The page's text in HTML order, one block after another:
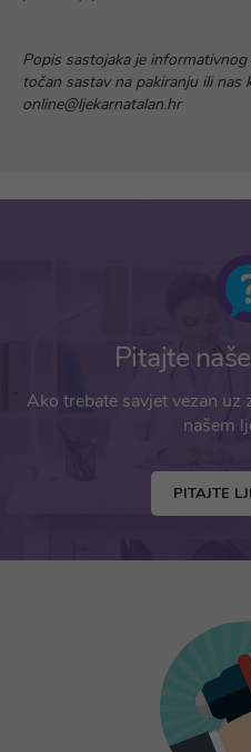
Popis sastojaka je
točan sastav na pakiranju ili nas
online@ljekarnatalan.hr
Pitajte
Ako trebate savjet vezan
našem
PITAJTE